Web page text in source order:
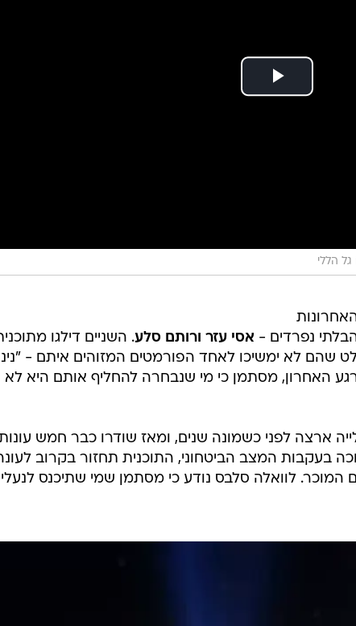
נפרדים - אסי עזר ורותם סלע. השניים דילגו
שהם לא ימשיכו לאחד הפורמטים המזוהים איתם -
האחרון, מסתמן כי מי שנבחרה להחליף אותם היא לא
ארצה לפני כשמונה שנים, ומאז שודרו כבר חמש
בעקבות המצב הביטחוני, התוכנית תחזור בקרוב
לוואלה סלבס נודע כי מסתמן שמי שתיכנס